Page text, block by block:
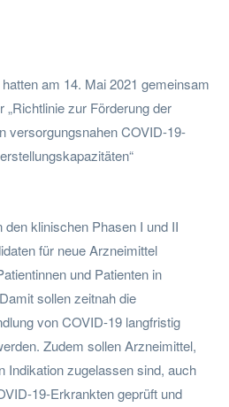
am 14. Mai 2021 gemeinsam
zur Förderung der
versorgungsnahen COVID-19-
klinischen Phasen I und II
für neue Arzneimittel
und Patienten in
sollen zeitnah die
von COVID-19 langfristig
Zudem sollen Arzneimittel,
Indikation zugelassen sind, auch
19-Erkrankten geprüft und